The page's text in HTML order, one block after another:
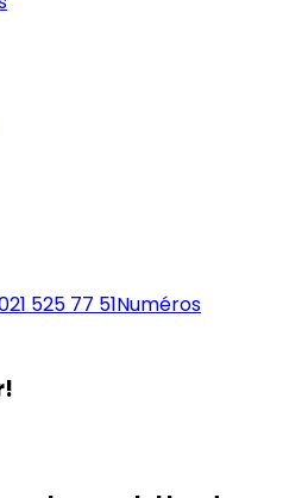
525 77 51Numéros